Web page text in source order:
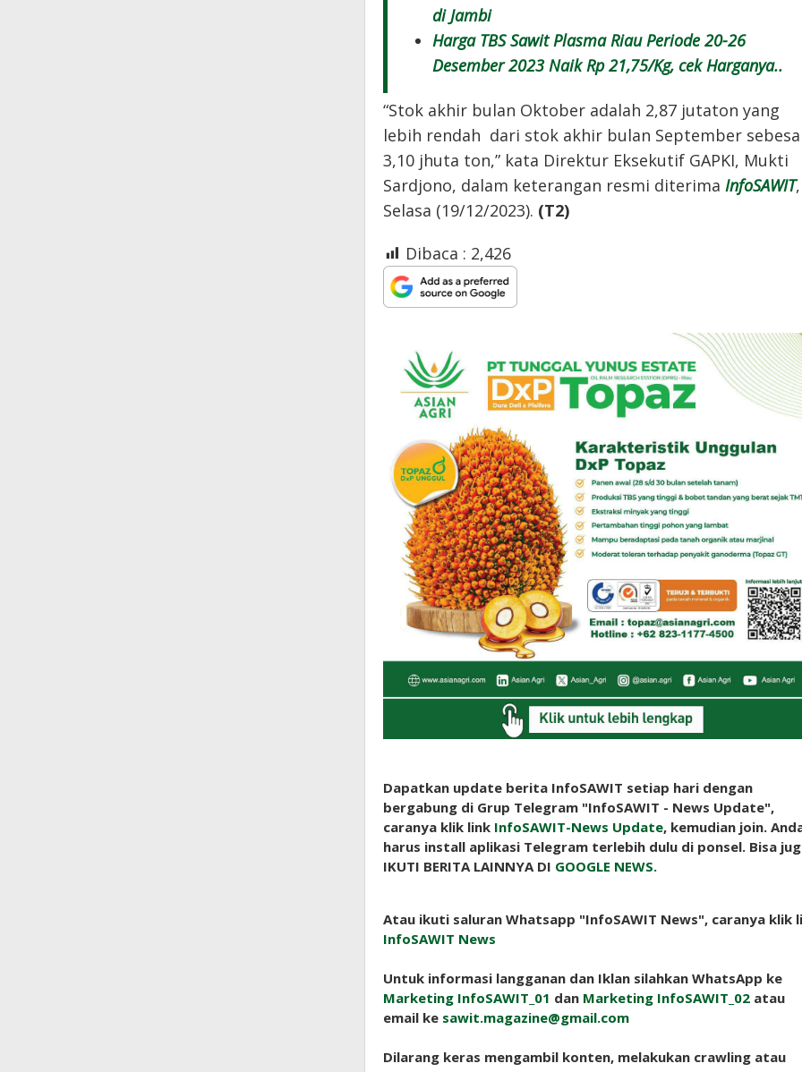
di Jambi
Harga TBS Sawit Plasma Riau Periode 20-26
Desember 2023 Naik Rp 21,75/Kg, cek Harganya..
“Stok akhir bulan Oktober adalah 2,87 jutaton yang
lebih rendah dari stok akhir bulan September
3,10 jhuta ton,” kata Direktur Eksekutif GAPKI, Mukti
Sardjono, dalam keterangan resmi diterima InfoSAWIT,
Selasa (19/12/2023). (T2)
Dibaca : 2,426
Dapatkan update berita InfoSAWIT setiap hari dengan
bergabung di Grup Telegram "InfoSAWIT - News Update",
caranya klik link InfoSAWIT-News Update, kemudian join.
harus install aplikasi Telegram terlebih dulu di ponsel. Bisa
IKUTI BERITA LAINNYA DI GOOGLE NEWS.
Atau ikuti saluran Whatsapp "InfoSAWIT News", caranya klik
InfoSAWIT News
Untuk informasi langganan dan Iklan silahkan WhatsApp ke
Marketing InfoSAWIT_01 dan Marketing InfoSAWIT_02 atau
email ke sawit.magazine@gmail.com
Dilarang keras mengambil konten, melakukan crawling atau